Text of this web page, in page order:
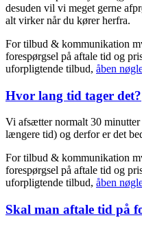
desuden vil vi meget gerne
alt virker når du kører herfra.
For tilbud & kommunikation
forespørgsel på aftale tid og
uforpligtende tilbud, åben
Hvor lang tid tager det?
Vi afsætter normalt 30
længere tid) og derfor er det
For tilbud & kommunikation
forespørgsel på aftale tid og
uforpligtende tilbud, åben
Skal man aftale tid på